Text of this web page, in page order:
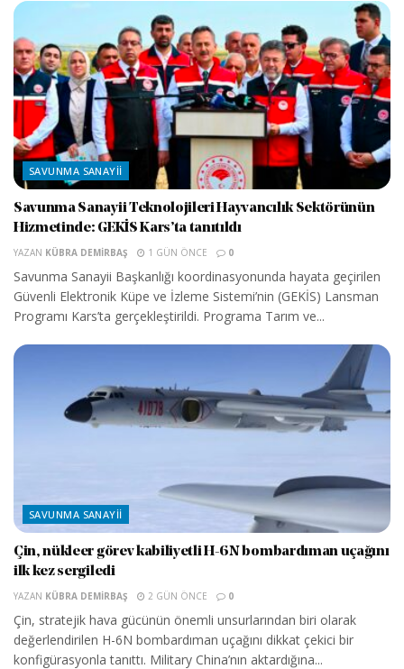
SAVUNMA SANAYII
Savunma Sanayii Teknolojileri Hayvancılık Sektörünün
Hizmetinde: GEKİS Kars’ta tanıtıldı
YAZAN KÜBRA DEMIRBAŞ 1 GÜN ÖNCE 0
Savunma Sanayii Başkanlığı koordinasyonunda hayata geçirilen
Güvenli Elektronik Küpe ve İzleme Sistemi’nin (GEKİS) Lansman
Programı Kars’ta gerçekleştirildi. Programa Tarım ve...
SAVUNMA SANAYII
Çin, nükleer görev kabiliyetli H-6N bombardıman uçağını
ilk kez sergiledi
YAZAN KÜBRA DEMIRBAŞ 2 GÜN ÖNCE 0
Çin, stratejik hava gücünün önemli unsurlarından biri olarak
değerlendirilen H-6N bombardıman uçağını dikkat çekici bir
konfigürasyonla tanıttı. Military China’nın aktardığına...